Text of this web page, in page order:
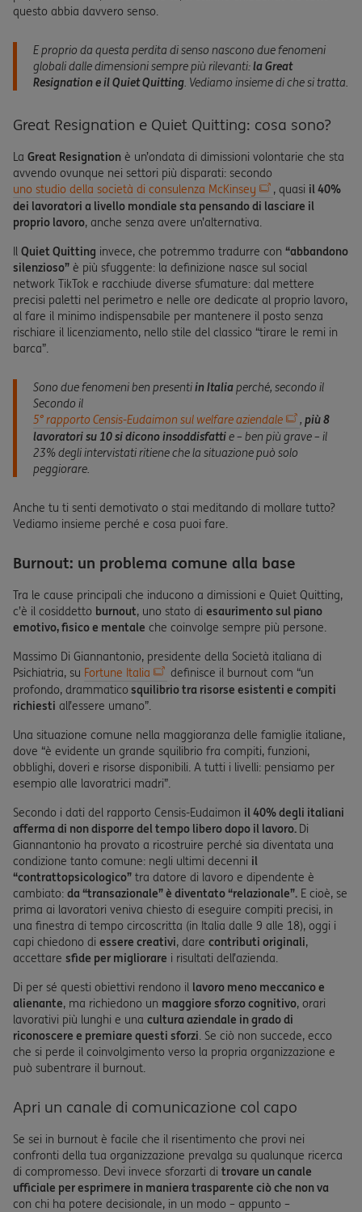
questo abbia davvero senso.
E proprio da questa perdita di senso nascono due fenomeni
globali dalle dimensioni sempre più rilevanti:la Great
Resignation e il Quiet Quitting. Vediamo insieme di che si tratta.
Great Resignation e Quiet Quitting: cosa sono?
La Great Resignation è un’ondata di dimissioni volontarie che sta
avvendo ovunque nei settori più disparati: secondo
uno studio della società di consulenza McKinsey
, quasi il 40%
dei lavoratori a livello mondiale sta pensando di lasciare il
proprio lavoro, anche senza avere un’alternativa.
Il Quiet Quitting invece, che potremmo tradurre con “abbandono
silenzioso” è più sfuggente: la definizione nasce sul social
network TikTok e racchiude diverse sfumature: dal mettere
precisi paletti nel perimetro e nelle ore dedicate al proprio lavoro,
al fare il minimo indispensabile per mantenere il posto senza
rischiare il licenziamento, nello stile del classico “tirare le remi in
barca”.
Sono due fenomeni ben presentiin Italiaperché, secondo il
Secondo il
5° rapporto Censis-Eudaimon sul welfare aziendale
, più 8
lavoratori su 10 si dicono insoddisfattie – ben più grave – il
23% degli intervistati ritiene che la situazione può solo
peggiorare.
Anche tu ti senti demotivato o stai meditando di mollare tutto?
Vediamo insieme perché e cosa puoi fare.
Burnout: un problema comune alla base
Tra le cause principali che inducono a dimissioni e Quiet Quitting,
c’è il cosiddetto burnout, uno stato di esaurimento sul piano
emotivo, fisico e mentale che coinvolge sempre più persone.
Massimo Di Giannantonio, presidente della Società italiana di
Psichiatria, su Fortune Italia
definisce il burnout com “un
profondo, drammatico squilibrio tra risorse esistenti e compiti
richiesti all’essere umano”.
Una situazione comune nella maggioranza delle famiglie italiane,
dove “è evidente un grande squilibrio fra compiti, funzioni,
obblighi, doveri e risorse disponibili. A tutti i livelli: pensiamo per
esempio alle lavoratrici madri”.
Secondo i dati del rapporto Censis-Eudaimon il 40% degli italiani
afferma di non disporre del tempo libero dopo il lavoro. Di
Giannantonio ha provato a ricostruire perché sia diventata una
condizione tanto comune: negli ultimi decenni il
“contrattopsicologico” tra datore di lavoro e dipendente è
cambiato: da “transazionale” è diventato “relazionale”. E cioè, se
prima ai lavoratori veniva chiesto di eseguire compiti precisi, in
una finestra di tempo circoscritta (in Italia dalle 9 alle 18), oggi i
capi chiedono di essere creativi, dare contributi originali,
accettare sfide per migliorare i risultati dell’azienda.
Di per sé questi obiettivi rendono il lavoro meno meccanico e
alienante, ma richiedono un maggiore sforzo cognitivo, orari
lavorativi più lunghi e una cultura aziendale in grado di
riconoscere e premiare questi sforzi. Se ciò non succede, ecco
che si perde il coinvolgimento verso la propria organizzazione e
può subentrare il burnout.
Apri un canale di comunicazione col capo
Se sei in burnout è facile che il risentimento che provi nei
confronti della tua organizzazione prevalga su qualunque ricerca
di compromesso. Devi invece sforzarti di trovare un canale
ufficiale per esprimere in maniera trasparente ciò che non va
con chi ha potere decisionale, in un modo – appunto –